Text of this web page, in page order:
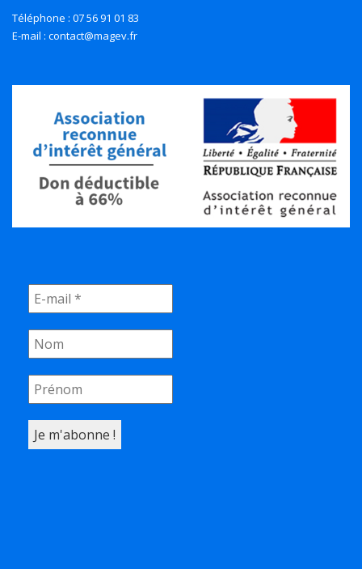
Téléphone : 07 56 91 01 83
E-mail : contact@magev.fr